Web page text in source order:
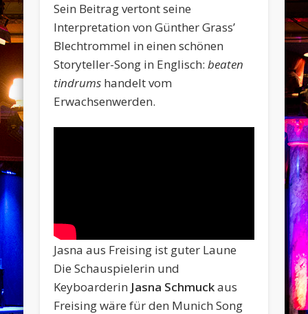
Sein Beitrag vertont seine
Interpretation von Günther Grass’
Blechtrommel in einen schönen
Storyteller-Song in Englisch:beaten
tindrums handelt vom
Erwachsenwerden.
Jasna aus Freising ist guter Laune
Die Schauspielerin und
Keyboarderin Jasna Schmuckaus
Freising wäre für den Munich Song